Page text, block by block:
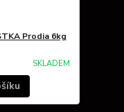
Prodia 6kg
SKLADEM